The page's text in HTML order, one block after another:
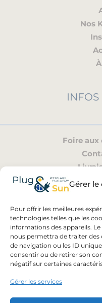
Gérer
Pour offrir les meilleures
technologies telles que les
informations des appareils.
nous permettra de traiter
de navigation ou les ID
consentir ou de retirer son
négatif sur certaines
Gérer les services
Nos
INFOS
Foire aux
-
-